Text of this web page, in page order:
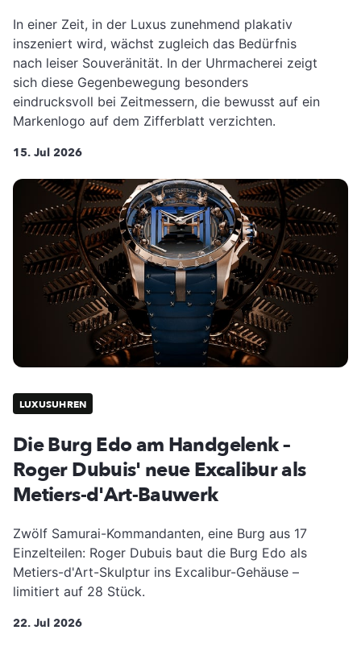
In einer Zeit, in der Luxus zunehmend plakativ
inszeniert wird, wächst zugleich das Bedürfnis
nach leiser Souveränität. In der Uhrmacherei zeigt
sich diese Gegenbewegung besonders
eindrucksvoll bei Zeitmessern, die bewusst auf ein
Markenlogo auf dem Zifferblatt verzichten.
15. Jul 2026
LUXUSUHREN
Die Burg Edo am Handgelenk –
Roger Dubuis' neue Excalibur als
Metiers-d'Art-Bauwerk
Zwölf Samurai-Kommandanten, eine Burg aus 17
Einzelteilen: Roger Dubuis baut die Burg Edo als
Metiers-d'Art-Skulptur ins Excalibur-Gehäuse –
limitiert auf 28 Stück.
22. Jul 2026